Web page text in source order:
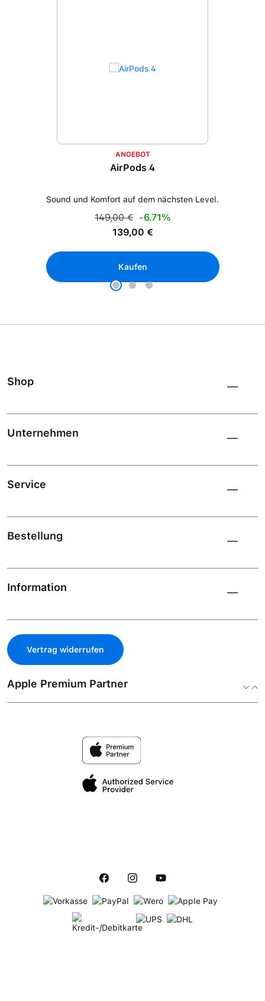
ANGEBOT
AirPods 4
Sound und Komfort auf dem nächsten Level.
Verkaufspreis:
Regulärer Preis:
149,00 € -6.71%
139,00 €
Kaufen
Shop
Unternehmen
Service
Bestellung
Information
Vertrag widerrufen
Apple Premium Partner